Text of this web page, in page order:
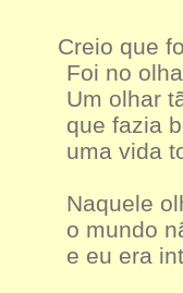
Creio que
Foi no olhar
Um olhar
que fazia
uma vida
Naquele
o mundo
e eu era